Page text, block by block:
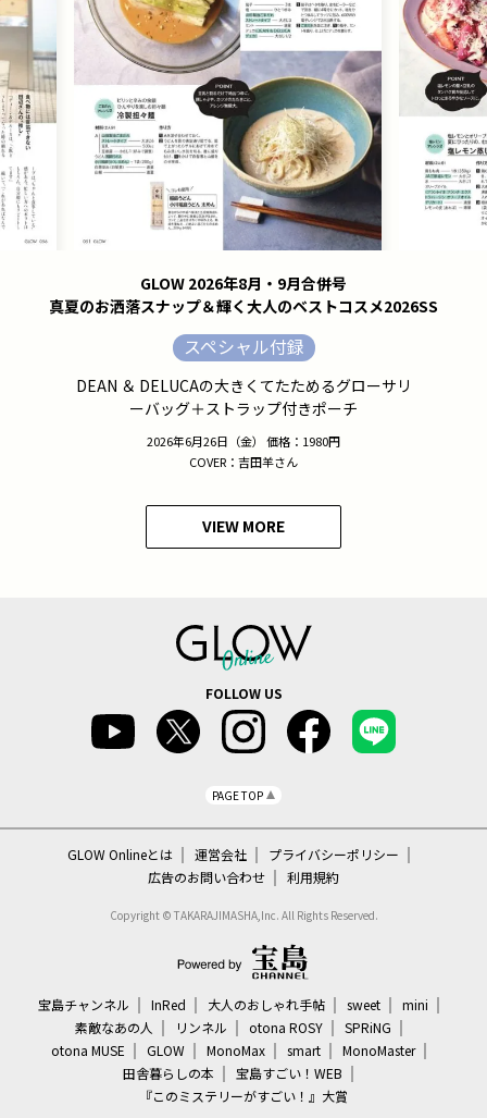
GLOW 2026年8月・9月合併号
真夏のお洒落スナップ＆輝く大人のベストコスメ2026SS
スペシャル付録
DEAN ＆ DELUCAの大きくてたためるグローサリ
ーバッグ＋ストラップ付きポーチ
2026年6月26日（金） 価格：1980円
COVER：吉田羊さん
VIEW MORE
FOLLOW US
PAGE TOP
GLOW Onlineとは 運営会社
プライバシーポリシー
広告のお問い合わせ
利用規約
Copyright © TAKARAJIMASHA,Inc. All Rights Reserved.
宝島チャンネル InRed 大人のおしゃれ手帖 sweet
mini
素敵なあの人
リンネル otona ROSY
SPRiNG
otona MUSE
GLOW MonoMax smart
MonoMaster
田舎暮らしの本
宝島すごい！WEB
『このミステリーがすごい！』大賞